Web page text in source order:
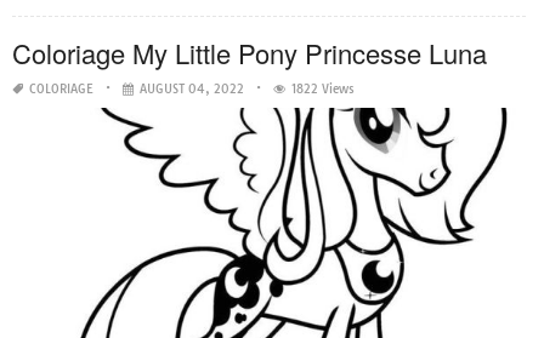
Coloriage My Little Pony Princesse Luna
COLORIAGE AUGUST 04, 2022 1822 Views